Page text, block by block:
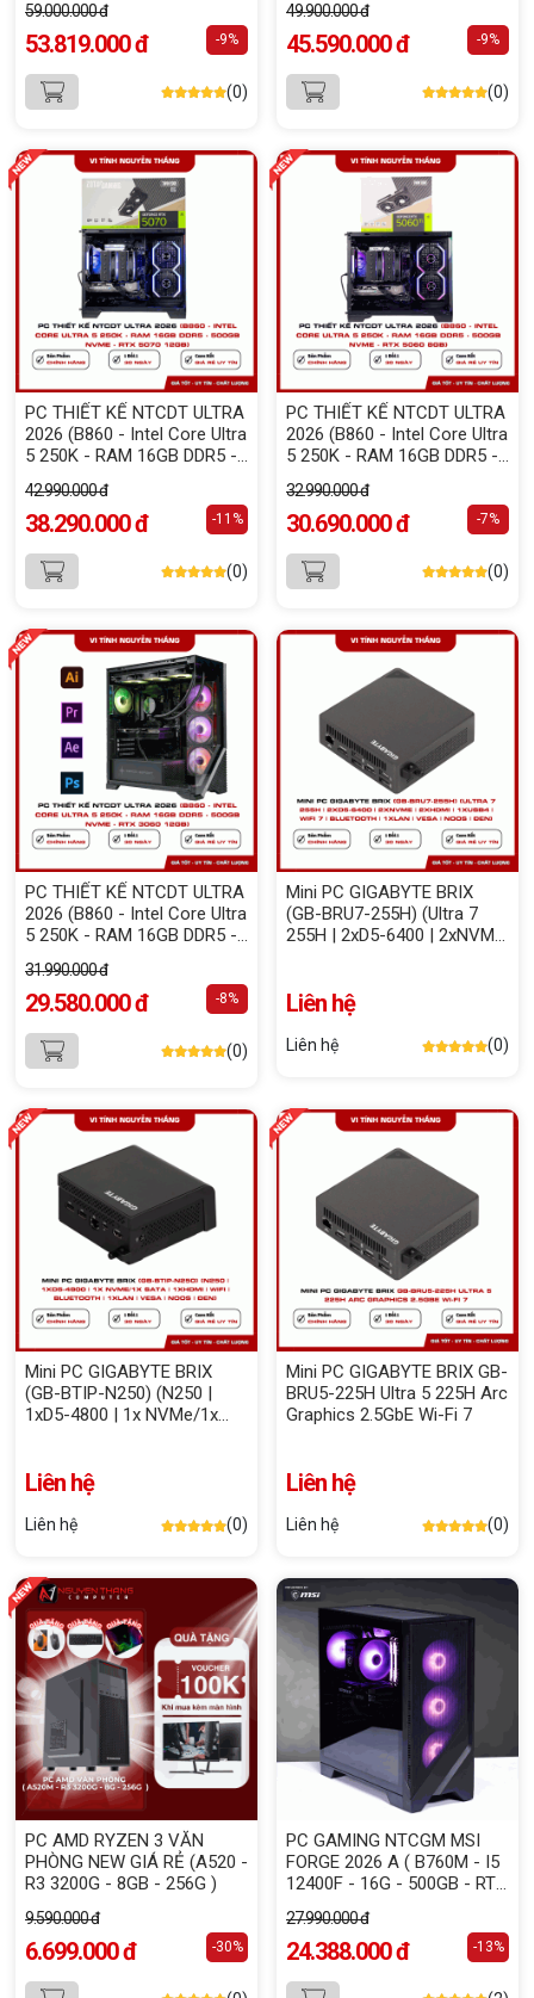
GeForce RTX 5070 12GB)
59.000.000 đ
53.819.000 đ -9%
(0)
GeForce RTX 5060 8GB)
49.900.000 đ
45.590.000 đ -9%
(0)
PC THIẾT KẾ NTCDT ULTRA
2026 (B860 - Intel Core Ultra
5 250K - RAM 16GB DDR5 -
12GB)
42.990.000 đ
38.290.000 đ -11%
(0)
PC THIẾT KẾ NTCDT ULTRA
2026 (B860 - Intel Core Ultra
5 250K - RAM 16GB DDR5 -
8GB)
32.990.000 đ
30.690.000 đ -7%
(0)
PC THIẾT KẾ NTCDT ULTRA
2026 (B860 - Intel Core Ultra
5 250K - RAM 16GB DDR5 -
12GB)
31.990.000 đ
29.580.000 đ -8%
(0)
Mini PC GIGABYTE BRIX
(GB-BRU7-255H) (Ultra 7
255H | 2xD5-6400 | 2xNVMe
NoOS | Đen)
Liên hệ
Liên hệ (0)
Mini PC GIGABYTE BRIX
(GB-BTIP-N250) (N250 |
1xD5-4800 | 1x NVMe/1x
NoOS | ĐEN)
Liên hệ
Liên hệ (0)
Mini PC GIGABYTE BRIX GB-
BRU5-225H Ultra 5 225H Arc
Graphics 2.5GbE Wi-Fi 7
Liên hệ
Liên hệ (0)
PC AMD RYZEN 3 VĂN
PHÒNG NEW GIÁ RẺ (A520 -
R3 3200G - 8GB - 256G )
9.590.000 đ
6.699.000 đ -30%
PC GAMING NTCGM MSI
FORGE 2026 A ( B760M - I5
12400F - 16G - 500GB - RTX
27.990.000 đ
24.388.000 đ -13%